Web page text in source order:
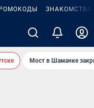
ЗНАКОМСТВА
Мост в Шаманке